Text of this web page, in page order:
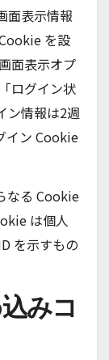
面表示情報
を設
面表示オプ
ログイン状
ン情報は2週
イン Cookie
なる Cookie
は個人
を示すもの
みコ